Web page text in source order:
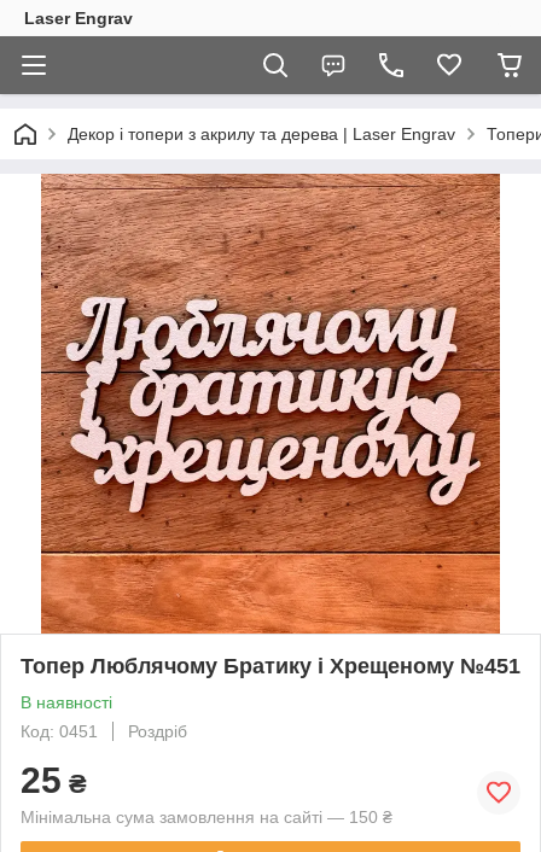
Laser Engrav
Декор і топери з акрилу та дерева | Laser Engrav
Топер Люблячому Братику і Хрещеному №451
В наявності
Код: 0451
Роздріб
25 ₴
Мінімальна сума замовлення на сайті — 150 ₴